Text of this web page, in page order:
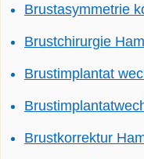
Brustasymmetrie
Brustchirurgie
Brustimplantat
Brustkorrektur